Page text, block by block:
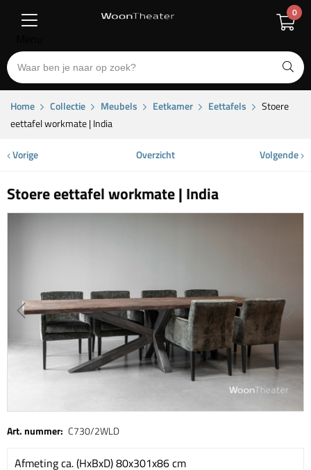
0
Home Collectie Meubels Eetkamer Eettafels
Stoere
eettafel workmate | India
Vorige Overzicht Volgende
Stoere eettafel workmate | India
Art. nummer: C730/2WLD
Afmeting ca. (HxBxD) 80x301x86 cm